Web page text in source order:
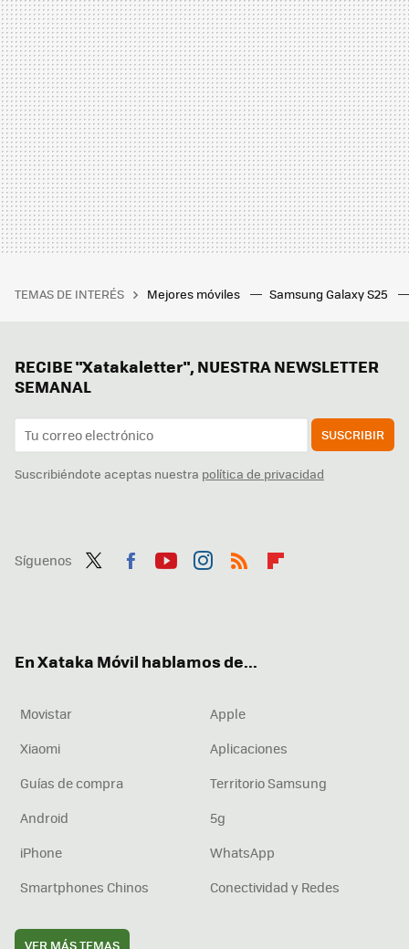
TEMAS DE INTERÉS Mejores móviles Samsung Galaxy S25
RECIBE "Xatakaletter", NUESTRA NEWSLETTER
SEMANAL
SUSCRIBIR
Suscribiéndote aceptas nuestra política de privacidad
Síguenos
En Xataka Móvil hablamos de...
Movistar
Apple
Xiaomi
Aplicaciones
Guías de compra
Territorio Samsung
Android
5g
iPhone
WhatsApp
Smartphones Chinos
Conectividad y Redes
VER MÁS TEMAS